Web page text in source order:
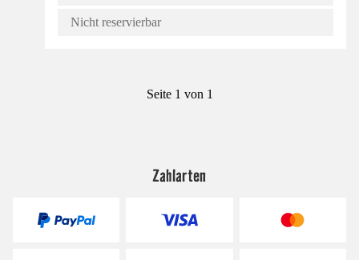
Nicht reservierbar
Seite 1 von 1
Zahlarten